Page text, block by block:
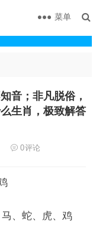
菜单
音；非凡脱俗，
生肖，极致解答
0评论
、蛇、虎、鸡